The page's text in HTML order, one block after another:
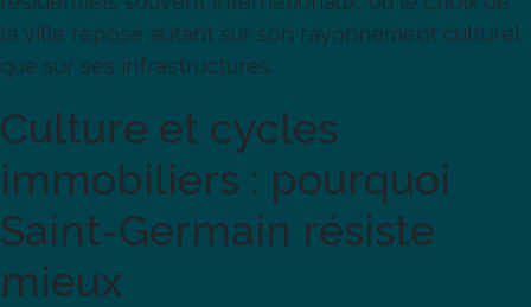
la ville repose autant sur son rayonnement culturel
que sur ses infrastructures.
Culture et cycles
immobiliers : pourquoi
Saint-Germain résiste
mieux